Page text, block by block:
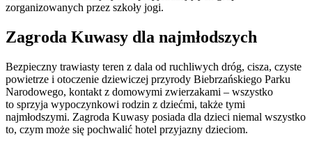
zorganizowanych przez szkoły jogi.
Zagroda Kuwasy dla najmłodszych
Bezpieczny trawiasty teren z dala od ruchliwych dróg, cisza, czyste
powietrze i otoczenie dziewiczej przyrody Biebrzańskiego Parku
Narodowego, kontakt z domowymi zwierzakami – wszystko
to sprzyja wypoczynkowi rodzin z dziećmi, także tymi
najmłodszymi. Zagroda Kuwasy posiada dla dzieci niemal wszystko
to, czym może się pochwalić hotel przyjazny dzieciom.